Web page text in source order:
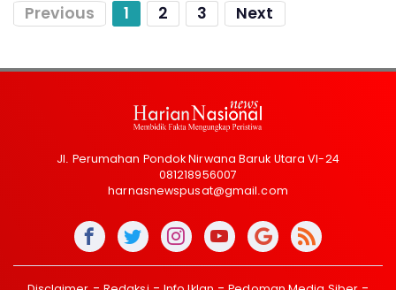
Previous 1 2 3 Next
Jl. Perumahan Pondok Nirwana Baruk Utara VI-24
081218956007
harnasnewspusat@gmail.com